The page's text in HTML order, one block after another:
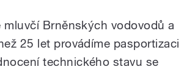
Brněnských vodovodů a
25 let provádíme pasportizaci
technického stavu se